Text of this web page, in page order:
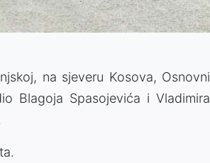
na sjeveru Kosova, Osnovni
Blagoja Spasojevića i Vladimira